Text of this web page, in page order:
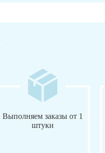
Выполняем заказы от 1
штуки